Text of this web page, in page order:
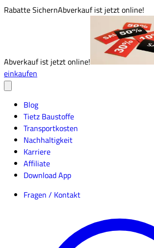
Rabatte SichernAbverkauf ist jetzt online!
Abverkauf ist jetzt online!
einkaufen
Blog
Tietz Baustoffe
Transportkosten
Nachhaltigkeit
Karriere
Affiliate
Download App
Fragen / Kontakt